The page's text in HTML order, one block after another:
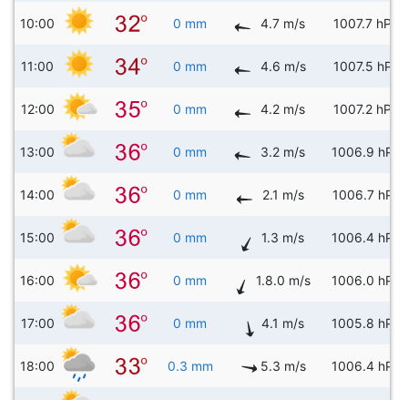
10:00 0 mm 4.7 m/s 1007.7 hPa
11:00 0 mm 4.6 m/s 1007.5 hPa
12:00 0 mm 4.2 m/s 1007.2 hPa
13:00 0 mm 3.2 m/s 1006.9 hPa
14:00 0 mm 2.1 m/s 1006.7 hPa
15:00 0 mm 1.3 m/s 1006.4 hPa
16:00 0 mm 1.8.0 m/s 1006.0 hPa
17:00 0 mm 4.1 m/s 1005.8 hPa
18:00 0.3 mm 5.3 m/s 1006.4 hPa